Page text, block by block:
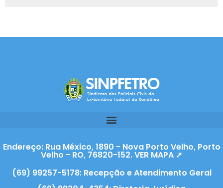
Endereço: Rua México, 1890 - Nova Porto Velho, Porto
Velho - RO, 76820-152. VER MAPA ➚
(69) 99257-5178: Recepção e Atendimento Geral